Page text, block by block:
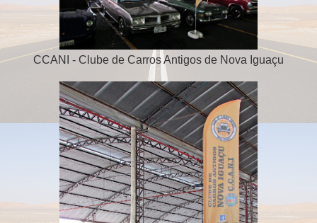
CCANI - Clube de Carros Antigos de Nova Iguaçu